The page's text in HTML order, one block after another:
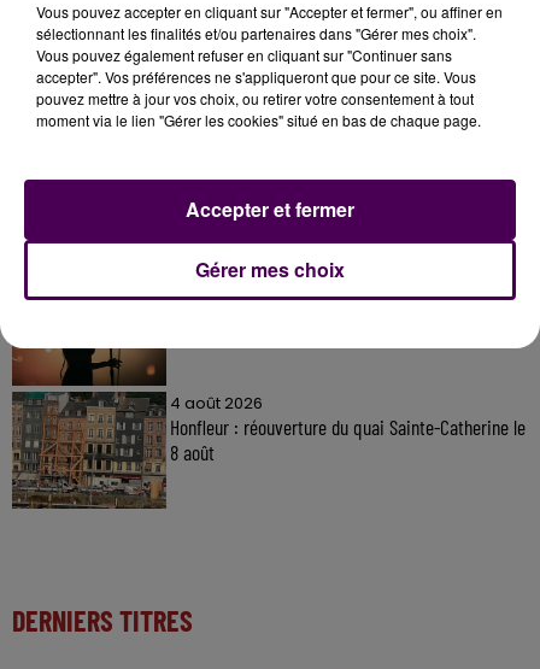
À LA UNE
Gagnez vos entrées à Terra Botanica !
11 juillet 2026
Inscrivez-vous au casting The Voice & The Voice
4 août 2026
Honfleur : réouverture du quai Sainte-Catherine le
8 août
DERNIERS TITRES
Vous pouvez accepter en cliquant sur "Accepter et fermer", ou affiner en
sélectionnant les finalités et/ou partenaires dans "Gérer mes choix".
Vous pouvez également refuser en cliquant sur "Continuer sans
accepter". Vos préférences ne s'appliqueront que pour ce site. Vous
pouvez mettre à jour vos choix, ou retirer votre consentement à tout
moment via le lien "Gérer les cookies" situé en bas de chaque page.
Gérer mes choix
Accepter et fermer